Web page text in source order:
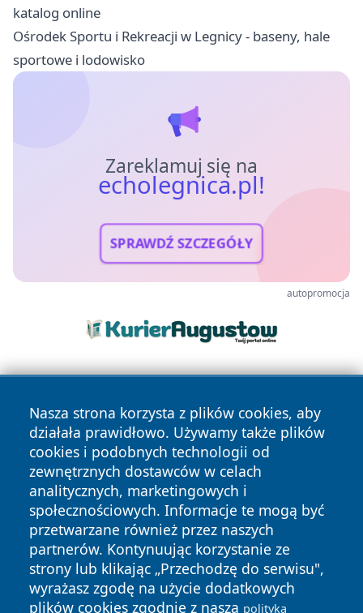
katalog online
Ośrodek Sportu i Rekreacji w Legnicy - baseny, hale
sportowe i lodowisko
Zareklamuj się na
echolegnica.pl!
SPRAWDŹ SZCZEGÓŁY
autopromocja
Nasza strona korzysta z plików cookies, aby
działała prawidłowo. Używamy także plików
cookies i podobnych technologii od
zewnętrznych dostawców w celach
analitycznych, marketingowych i
społecznościowych. Informacje te mogą być
przetwarzane również przez naszych
partnerów. Kontynuując korzystanie ze
strony lub klikając „Przechodzę do serwisu",
wyrażasz zgodę na użycie dodatkowych
plików cookies zgodnie z naszą polityką
Copyright © 2026 echolegnica.pl Wszystkie prawa
zastrzeżone.
News Autorzy
Polityka
Prywatności
Polityka
Cookies